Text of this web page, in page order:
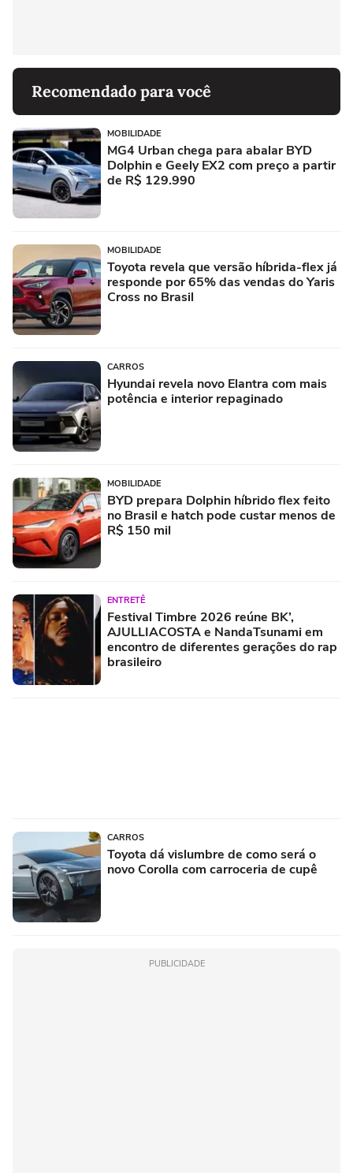
Recomendado para você
MOBILIDADE
MG4 Urban chega para abalar BYD
Dolphin e Geely EX2 com preço a partir
de R$ 129.990
MOBILIDADE
Toyota revela que versão híbrida-flex já
responde por 65% das vendas do Yaris
Cross no Brasil
CARROS
Hyundai revela novo Elantra com mais
potência e interior repaginado
MOBILIDADE
BYD prepara Dolphin híbrido flex feito
no Brasil e hatch pode custar menos de
R$ 150 mil
ENTRETÊ
Festival Timbre 2026 reúne BK’,
AJULLIACOSTA e NandaTsunami em
encontro de diferentes gerações do rap
brasileiro
CARROS
Toyota dá vislumbre de como será o
novo Corolla com carroceria de cupê
PUBLICIDADE